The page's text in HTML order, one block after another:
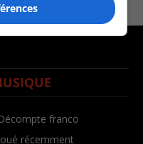
franco
récemment